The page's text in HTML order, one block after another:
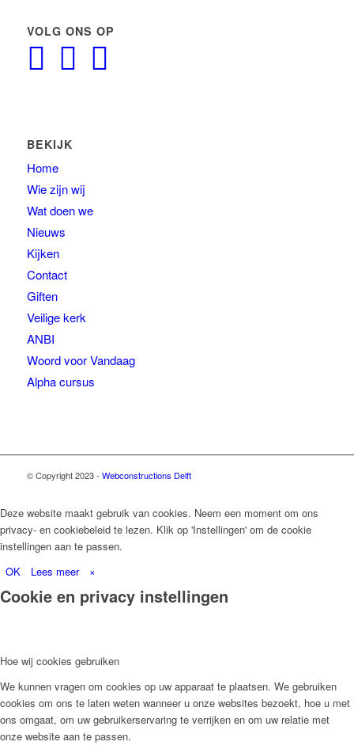
VOLG ONS OP
BEKIJK
Home
Wie zijn wij
Wat doen we
Nieuws
Kijken
Contact
Giften
Veilige kerk
ANBI
Woord voor Vandaag
Alpha cursus
© Copyright 2023 - Webconstructions Delft
Deze website maakt gebruik van cookies. Neem een moment om ons
privacy- en cookiebeleid te lezen. Klik op 'Instellingen' om de cookie
instellingen aan te passen.
OK
Lees meer ×
Cookie en privacy instellingen
Hoe wij cookies gebruiken
We kunnen vragen om cookies op uw apparaat te plaatsen. We gebruiken
cookies om ons te laten weten wanneer u onze websites bezoekt, hoe u met
ons omgaat, om uw gebruikerservaring te verrijken en om uw relatie met
onze website aan te passen.